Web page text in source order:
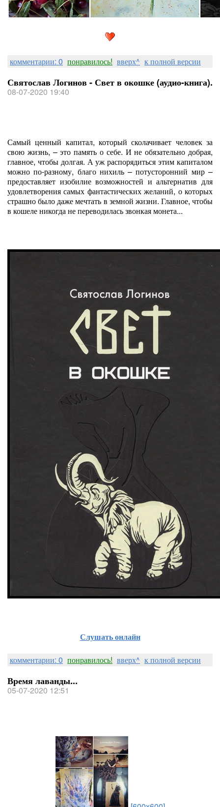
комментарии: 0 понравилось! вверх^ к полной версии
Святослав Логинов - Свет в окошке (аудио-книга).
08-07-2020 19:40
Самый ценный капитал, который сколачивает человек за
свою жизнь, – это память о себе. И не обязательно добрая,
главное, чтобы долгая. А уж распорядиться этим капиталом
можно по-разному, благо нихиль – потусторонний мир –
предоставляет изобилие возможностей и альтернатив для
удовлетворения самых фантастических желаний, о которых
страшно было даже мечтать в земной жизни. Главное, чтобы
в кошеле никогда не переводилась звонкая монета...
Слушать онлайн
комментарии: 0 понравилось! вверх^ к полной версии
Время лаванды...
05-07-2020 12:51